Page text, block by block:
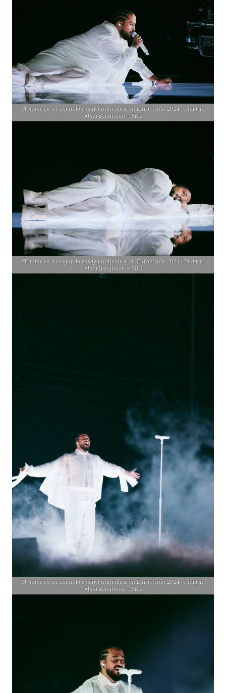
Slimane en su segundo ensayo individual en Eurovisión 2024 | Imagen:
Alma Bengtsson – EBU
Slimane en su segundo ensayo individual en Eurovisión 2024 | Imagen:
Alma Bengtsson – EBU
Slimane en su segundo ensayo individual en Eurovisión 2024 | Imagen:
Alma Bengtsson – EBU